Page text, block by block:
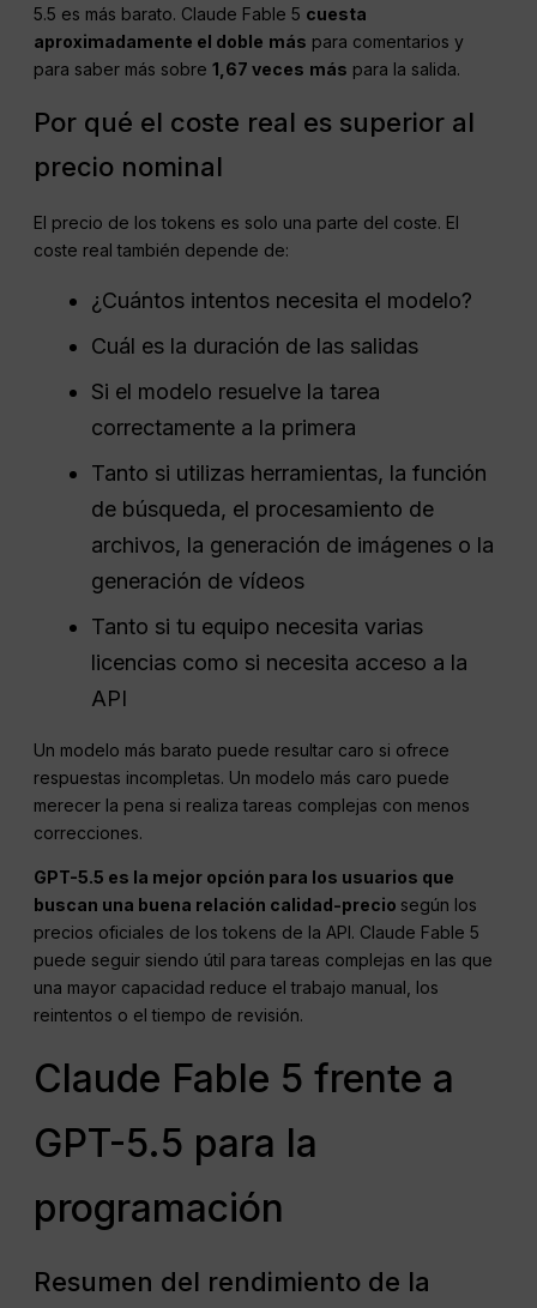
5.5 es más barato. Claude Fable 5 cuesta
aproximadamente el doble más para comentarios y
para saber más sobre1,67 veces más para la salida.
Por qué el coste real es superior al
precio nominal
El precio de los tokens es solo una parte del coste. El
coste real también depende de:
¿Cuántos intentos necesita el modelo?
Cuál es la duración de las salidas
Si el modelo resuelve la tarea
correctamente a la primera
Tanto si utilizas herramientas, la función
de búsqueda, el procesamiento de
archivos, la generación de imágenes o la
generación de vídeos
Tanto si tu equipo necesita varias
licencias como si necesita acceso a la
API
Un modelo más barato puede resultar caro si ofrece
respuestas incompletas. Un modelo más caro puede
merecer la pena si realiza tareas complejas con menos
correcciones.
GPT-5.5 es la mejor opción para los usuarios que
buscan una buena relación calidad-precio según los
precios oficiales de los tokens de la API. Claude Fable 5
puede seguir siendo útil para tareas complejas en las que
una mayor capacidad reduce el trabajo manual, los
reintentos o el tiempo de revisión.
Claude Fable 5 frente a
GPT-5.5 para la
programación
Resumen del rendimiento de la